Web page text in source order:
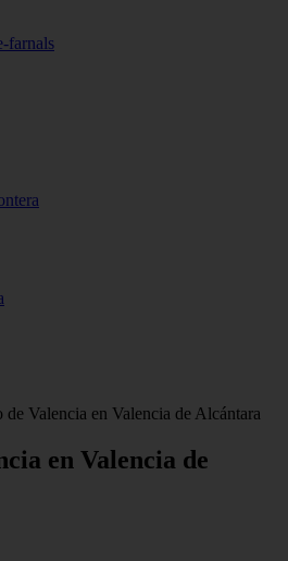
farnals
de Valencia en Valencia de Alcántara
en Valencia de